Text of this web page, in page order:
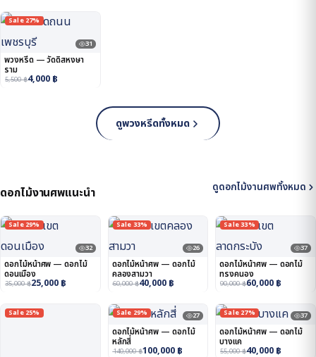
Sale 27%
31
พวงหรีด — วัดดิสหงษา
ราม
5,500฿4,000 ฿
ดูพวงหรีดทั้งหมด
ดอกไม้งานศพแนะนำ ดูดอกไม้งานศพทั้งหมด
Sale 29%
32
ดอกไม้หน้าศพ — ดอกไม้
ดอนเมือง
35,000฿25,000 ฿
Sale 33%
26
ดอกไม้หน้าศพ — ดอกไม้
คลองสามวา
60,000฿40,000 ฿
Sale 33%
37
ดอกไม้หน้าศพ — ดอกไม้
ทรงคนอง
90,000฿60,000 ฿
Sale 25% Sale 29% 27
ดอกไม้หน้าศพ — ดอกไม้
หลักสี่
140,000฿100,000 ฿
Sale 27% 37
ดอกไม้หน้าศพ — ดอกไม้
บางแค
55,000฿40,000 ฿